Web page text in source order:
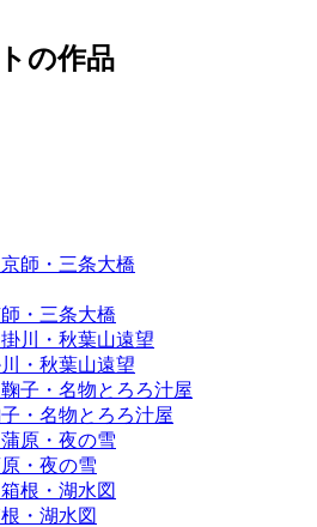
の作品
・三条大橋
・秋葉山遠望
・名物とろろ汁屋
・夜の雪
・湖水図